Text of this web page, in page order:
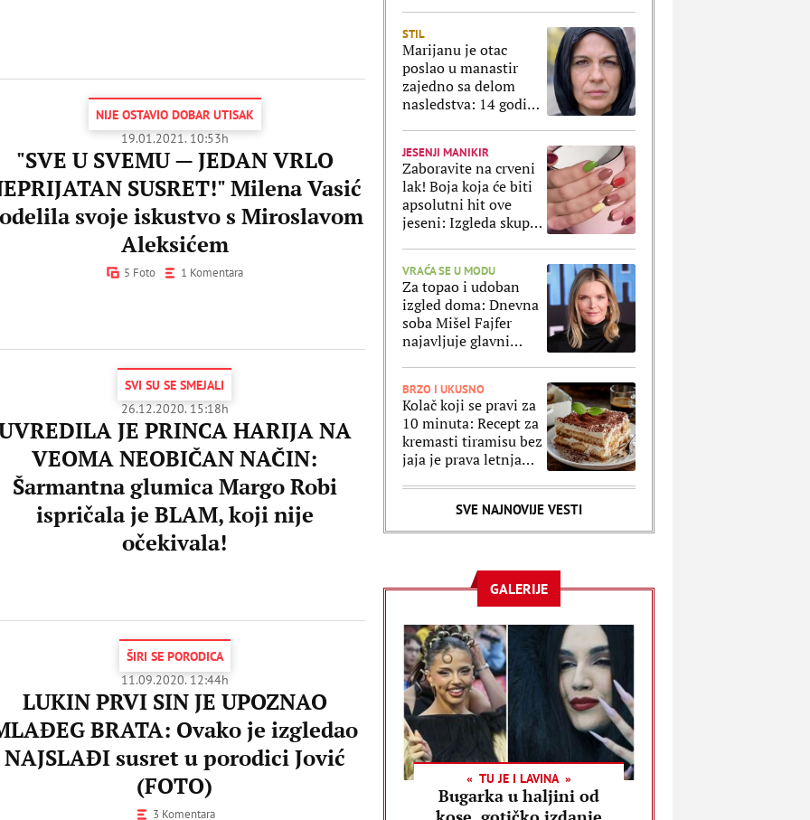
NIJE OSTAVIO DOBAR UTISAK
19.01.2021. 10:53h
"SVE U SVEMU — JEDAN VRLO
SUSRET!" Milena Vasić
svoje iskustvo s Miroslavom
Aleksićem
5 Foto 1 Komentara
SVI SU SE SMEJALI
26.12.2020. 15:18h
JE PRINCA HARIJA NA
VEOMA NEOBIČAN NAČIN:
Šarmantna glumica Margo Robi
ispričala je BLAM, koji nije
očekivala!
ŠIRI SE PORODICA
11.09.2020. 12:44h
LUKIN PRVI SIN JE UPOZNAO
BRATA: Ovako je izgledao
NAJSLAĐI susret u porodici Jović
(FOTO)
3 Komentara
STIL
Marijanu je otac
poslao u manastir
zajedno sa delom
nasledstva: 14 godina
rađala
JESENJI MANIKIR
Zaboravite na crveni
lak! Boja koja će biti
apsolutni hit ove
jeseni: Izgleda skupo,
VRAĆA SE U MODU
Za topao i udoban
izgled doma: Dnevna
soba Mišel Fajfer
najavljuje glavni
godinu
BRZO I UKUSNO
Kolač koji se pravi za
10 minuta: Recept za
kremasti tiramisu bez
jaja je prava letnja
SVE NAJNOVIJE VESTI
GALERIJE
TU JE I LAVINA
Bugarka u haljini od